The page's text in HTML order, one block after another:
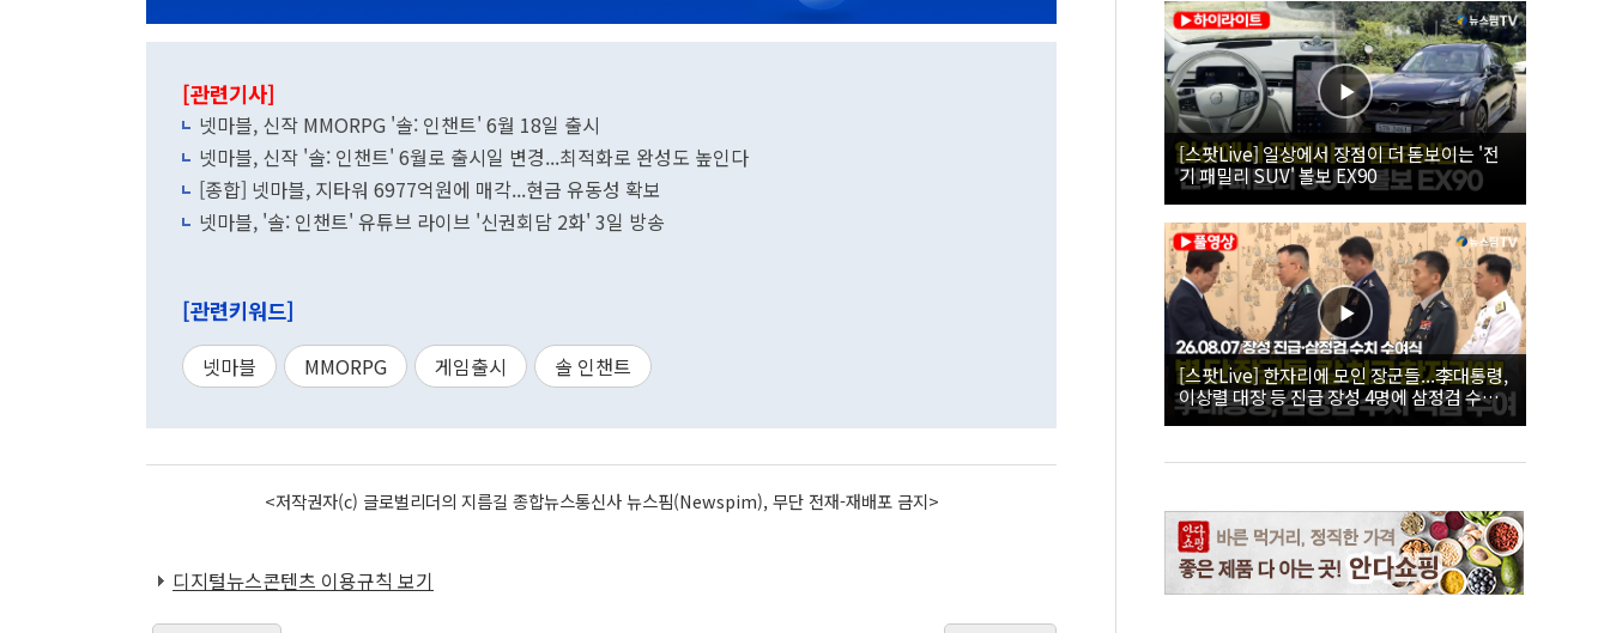
[관련기사]
넷마블, 신작 MMORPG '솔: 인챈트' 6월 18일 출시
넷마블, 신작 '솔: 인챈트' 6월로 출시일 변경...최적화로 완성도 높인다
[종합] 넷마블, 지타워 6977억원에 매각...현금 유동성 확보
넷마블, '솔: 인챈트' 유튜브 라이브 '신권회담 2화' 3일 방송
[관련키워드]
넷마블 MMORPG 게임출시 솔 인챈트
<저작권자(c) 글로벌리더의 지름길 종합뉴스통신사 뉴스핌(Newspim), 무단 전재-재배포 금지>
디지털뉴스콘텐츠 이용규칙 보기
[스팟Live] 일상에서 장점이 더 돋보이는 '전
기 패밀리 SUV' 볼보 EX90
[스팟Live] 한자리에 모인 장군들...李대통령,
이상렬 대장 등 진급 장성 4명에 삼정검 수치
직접 수여｜26.08.07 장성 진급·삼정검 수치